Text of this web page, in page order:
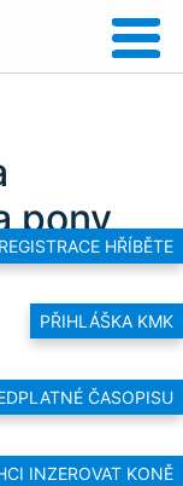
REGISTRACE HŘÍBĚTE
PŘIHLÁŠKA KMK
ČASOPISU
INZEROVAT KONĚ
pony